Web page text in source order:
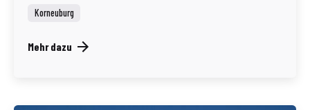
Korneuburg
Mehr dazu